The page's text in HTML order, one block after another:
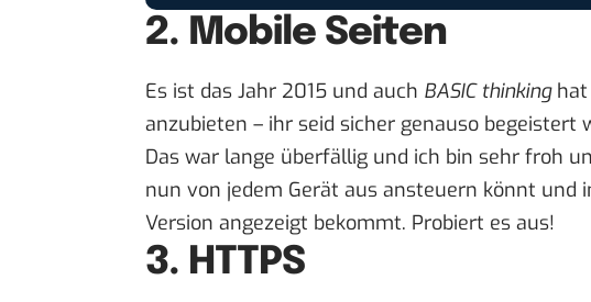
2. Mobile Seiten
Es ist das Jahr 2015 und auch BASIC thinkinghat
anzubieten – ihr seid sicher genauso begeistert
Das war lange überfällig und ich bin sehr froh
nun von jedem Gerät aus ansteuern könnt und
Version angezeigt bekommt. Probiert es aus!
3. HTTPS